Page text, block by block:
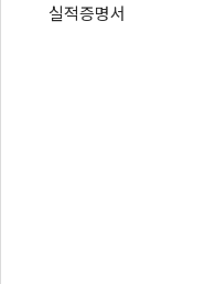
실적증명서